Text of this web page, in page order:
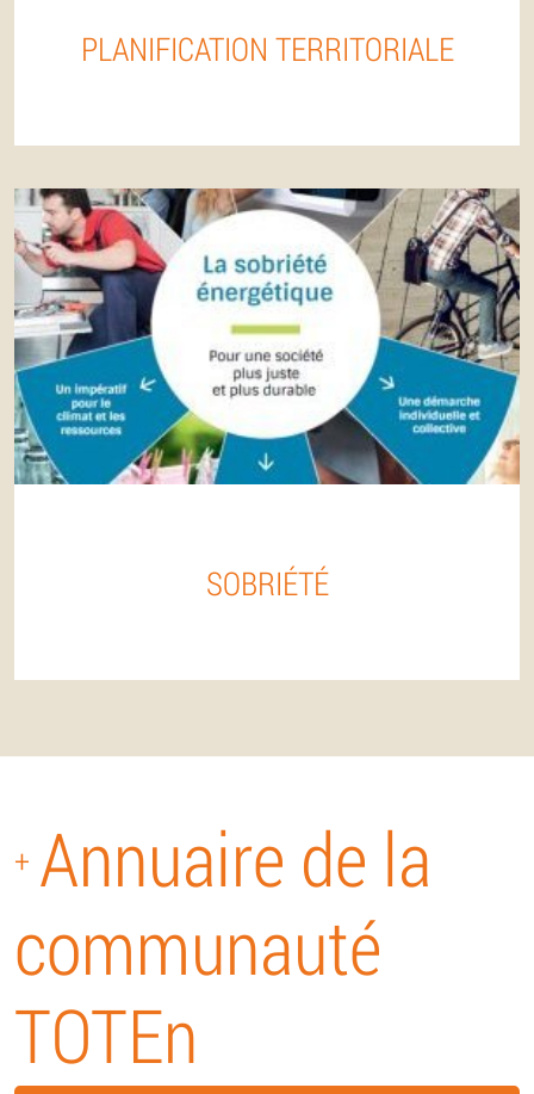
PLANIFICATION TERRITORIALE
SOBRIÉTÉ
+ Annuaire de la
communauté
TOTEn